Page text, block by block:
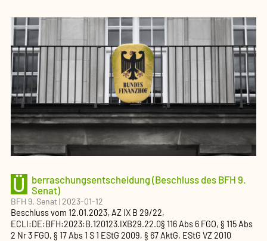
Ü
berraschungsentscheidung (Beschluss des BFH 9.
Senat)
BFH 9. Senat|2023-01-12
Beschlussvom 12.01.2023, AZ IX B 29/22,
ECLI:DE:BFH:2023:B.120123.IXB29.22.0§ 116 Abs 6 FGO, § 115 Abs
2 Nr 3 FGO, § 17 Abs 1 S 1 EStG 2009, § 67 AktG, EStG VZ 2010